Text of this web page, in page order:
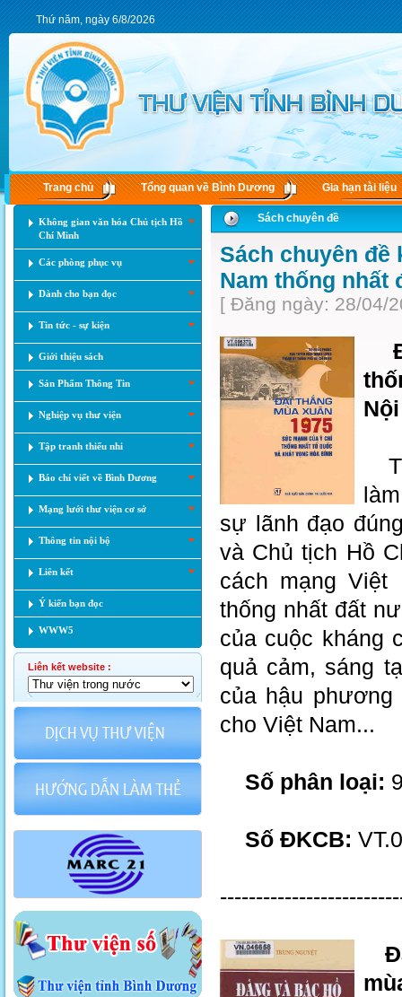
Thứ năm, ngày 6/8/2026
Trang chủ Tổng quan về Bình Dương Gia hạn tài liệu
Không gian văn hóa Chủ tịch Hồ
Chí Minh
Các phòng phục vụ
Dành cho bạn đọc
Tin tức - sự kiện
Giới thiệu sách
Sản Phẩm Thông Tin
Nghiệp vụ thư viện
Tập tranh thiếu nhi
Báo chí viết về Bình Dương
Mạng lưới thư viện cơ sở
Thông tin nội bộ
Liên kết
Ý kiến bạn đọc
WWW5
Liên kết website :
Sách chuyên đề
Sách chuyên đề
Nam thống nhất
[ Đăng ngày: 28/04/
sự lãnh đạo
và Chủ tịch Hồ
cách mạng Việt
thống nhất đất
của cuộc kháng
quả cảm, sáng
của hậu
cho Việt Nam...
Số phân loại:
Số ĐKCB: